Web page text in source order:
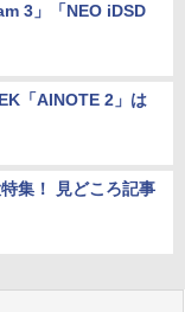
3」「NEO iDSD
「AINOTE 2」は
集！ 見どころ記事